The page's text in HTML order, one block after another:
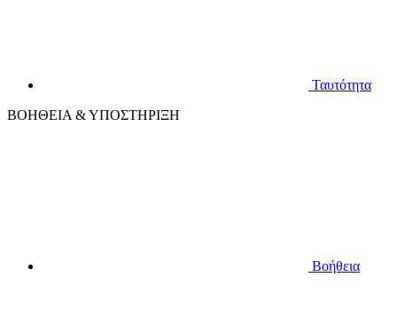
Ταυτότητα
ΒΟΗΘΕΙΑ & ΥΠΟΣΤΗΡΙΞΗ
Βοήθεια